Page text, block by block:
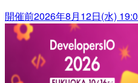
開催前2026年8月12日(水)